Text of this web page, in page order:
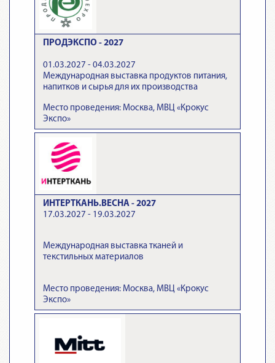
ПРОДЭКСПО - 2027
01.03.2027 - 04.03.2027
Международная выставка продуктов питания,
напитков и сырья для их производства
Место проведения: Москва, МВЦ «Крокус
Экспо»
ИНТЕРТКАНЬ.ВЕСНА - 2027
17.03.2027 - 19.03.2027
Международная выставка тканей и
текстильных материалов
Место проведения: Москва, МВЦ «Крокус
Экспо»